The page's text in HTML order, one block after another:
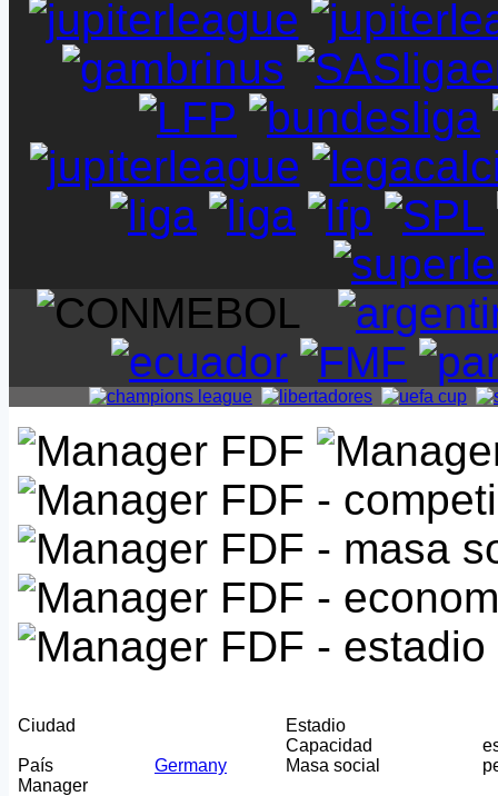
Ciudad
Estadio
Capacidad
País
Germany Masa social
Manager